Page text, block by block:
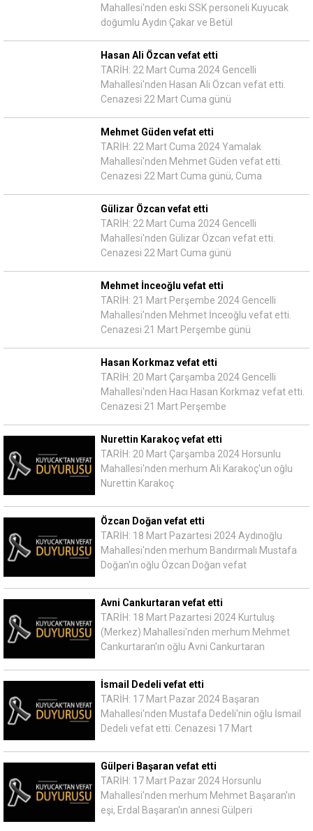
Mahallesi'nden eski SSK personeli Kuyucak
doğumlu Aydın Çakar ve Betül
Hasan Ali Özcan vefat etti
TARİH: 22 Mart Cuma 2024 Gencelli
Mahallesi'nden Hasan Ali Özcan vefat etti.
Cenazesi 22 Mart Cuma günü
Mehmet Güden vefat etti
TARİH: 22 Mart Cuma 2024 Yamalak
Mahallesi'nden Mehmet Güden vefat etti.
Cenazesi 22 Mart Cuma günü, Cuma
Gülizar Özcan vefat etti
TARİH: 22 Mart Cuma 2024 Gencelli
Mahallesi'nden Gülizar Özcan vefat etti.
Cenazesi 22 Mart Cuma günü
Mehmet İnceoğlu vefat etti
TARİH: 21 Mart Perşembe 2024 Gencelli
Mahallesi'nden Mehmet İnceoğlu vefat etti.
Cenazesi 21 Mart Perşembe günü
Hasan Korkmaz vefat etti
TARİH: 20 Mart Çarşamba 2024 Gencelli
Mahallesi'nden Hacı Hasan Korkmaz vefat etti.
Cenazesi 21 Mart Perşembe
Nurettin Karakoç vefat etti
TARİH: 20 Mart Çarşamba 2024 Horsunlu
Mahallesi'nden merhum Ali Karakoç'un oğlu
Nurettin Karakoç
Özcan Doğan vefat etti
TARİH: 18 Mart Pazartesi 2024 Aydınoğlu
Mahallesi'nden merhum Bandırmalı Mustafa
Doğan'ın oğlu Özcan Doğan vefat
Avni Cankurtaran vefat etti
TARİH: 18 Mart Pazartesi 2024 Kurtuluş
(Merkez) Mahallesi'nden merhum Mehmet
Cankurtaran'ın oğlu Avni Cankurtaran
İsmail Dedeli vefat etti
TARİH: 17 Mart Pazar 2024 Başaran
Mahallesi'nden Mustafa Dedeli'nin oğlu İsmail
Dedeli vefat etti. Cenazesi 17 Mart
Gülperi Başaran vefat etti
TARİH: 17 Mart Pazar 2024 Horsunlu
Mahallesi'nden merhum Mehmet Başaran'ın
eşi, Erdal Başaran'ın annesi Gülperi